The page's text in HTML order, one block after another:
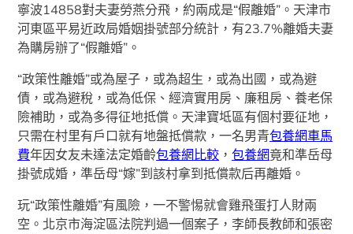
寧波14858對夫妻勞燕分飛，約兩成是“假離婚”。天津市
河東區平易近政局婚姻掛號部分統計，有23.7%離婚夫妻
為購房辦了“假離婚”。
“政策性離婚”或為屋子，或為超生，或為出國，或為避
債，或為避稅，或為低保、經濟實用房、廉租房、養老保
險補助，或為多得征地抵償。天津寶坻區有個村要征地，
只需在村里有戶口就有地盤抵償款，一名男青包養網車馬
費年因女友未達法定婚齡包養網比較 ，包養網竟和準岳母
掛號成婚，準岳母“嫁”到該村拿到抵償款后再離婚。
玩“政策性離婚”有風險，一不警惕就會雞飛蛋打人財兩
空。北京市海淀區法院判過一個案子，李師長教師和張密